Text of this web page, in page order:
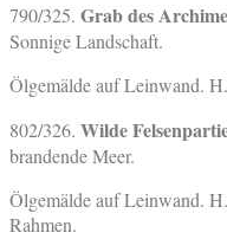
790/325. Grab des
Sonnige Landschaft.
Ölgemälde auf Leinwand.
802/326. Wilde
brandende Meer.
Ölgemälde auf Leinwand.
Rahmen.